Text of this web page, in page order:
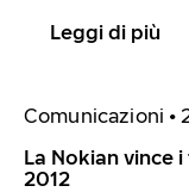
Leggi di più
Comunicazioni •
La Nokian vince
2012